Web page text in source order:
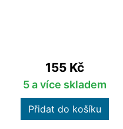
Cena
155 Kč
5 a více skladem
Přidat do košíku